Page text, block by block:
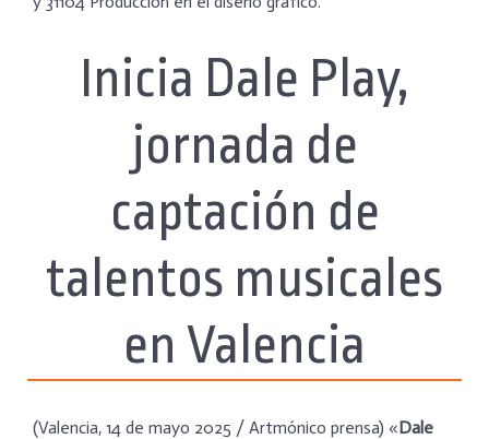
Inicia Dale Play,
jornada de
captación de
talentos musicales
en Valencia
(Valencia, 14 de mayo 2025 / Artmónico prensa) «Dale